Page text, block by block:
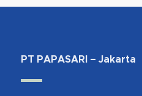
PT PAPASARI – Jakarta